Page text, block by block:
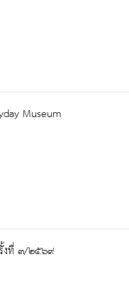
Museum
งที่ ๓/๒๕๖๙